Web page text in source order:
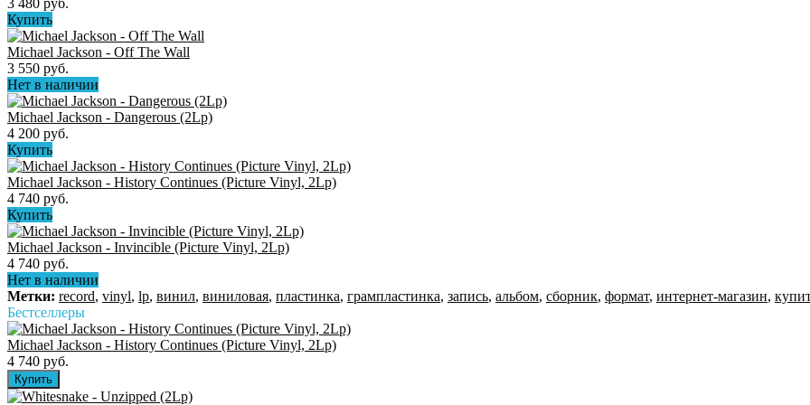
Купить
Michael Jackson - Off The Wall
3 550 руб.
Нет в наличии
Michael Jackson - Dangerous (2Lp)
4 200 руб.
Купить
Michael Jackson - History Continues (Picture Vinyl, 2Lp)
4 740 руб.
Купить
Michael Jackson - Invincible (Picture Vinyl, 2Lp)
4 740 руб.
Нет в наличии
Метки: record, vinyl, lp, винил, виниловая, пластинка, грампластинка, запись, альбом, сборник, формат, интернет-магазин,
Бестселлеры
Michael Jackson - History Continues (Picture Vinyl, 2Lp)
4 740 руб.